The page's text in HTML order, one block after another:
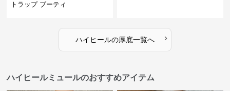
トラップ ブーティ
ハイヒールの厚底一覧へ ›
ハイヒールミュールのおすすめアイテム